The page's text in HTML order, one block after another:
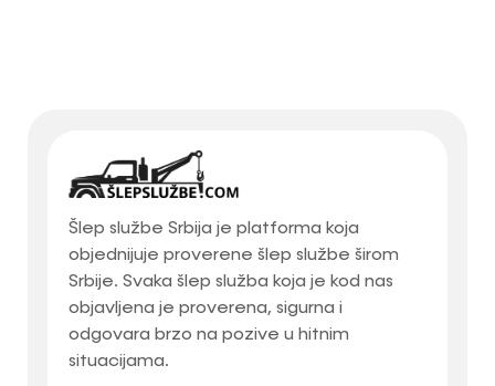
Šlep službe Srbija je platforma koja
objednijuje proverene šlep službe širom
Srbije. Svaka šlep služba koja je kod nas
objavljena je proverena, sigurna i
odgovara brzo na pozive u hitnim
situacijama.